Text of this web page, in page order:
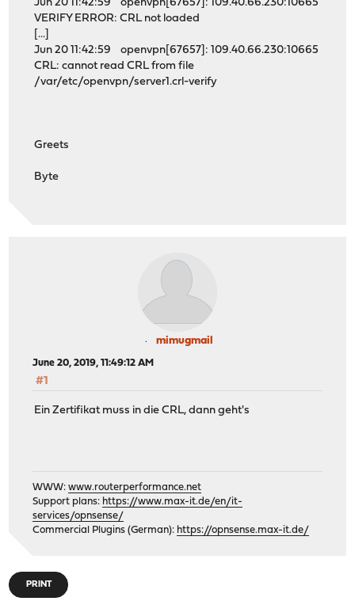
Jun 20 11:42:59 openvpn[67657]: 109.40.66.230:10665
VERIFY ERROR: CRL not loaded
[...]
Jun 20 11:42:59 openvpn[67657]: 109.40.66.230:10665
CRL: cannot read CRL from file
/var/etc/openvpn/server1.crl-verify
Greets
Byte
mimugmail
June 20, 2019, 11:49:12 AM
#1
Ein Zertifikat muss in die CRL, dann geht's
WWW:www.routerperformance.net
Support plans: https://www.max-it.de/en/it-
services/opnsense/
Commercial Plugins (German): https://opnsense.max-it.de/
PRINT